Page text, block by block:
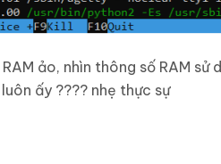
ảo, nhìn thông số RAM sử
ấy ???? nhẹ thực sự